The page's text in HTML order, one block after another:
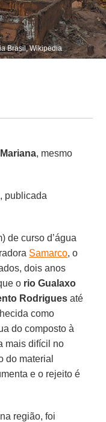
Brasil, Wikipedia
Mariana, mesmo
, publicada
de curso d’água
Samarco, o
dois anos
o rio Gualaxo
Rodrigues até
como
do composto à
mais difícil no
do material
e o rejeito é
região, foi